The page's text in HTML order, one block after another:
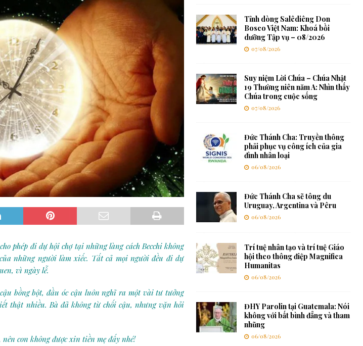
GIÁO HỘI
TIN SDB
“Suy Nghĩ Theo Thánh ý Của Thiên
phép đi dự hội chợ tại những làng cách Becchi không
những người làm xiếc. Tất cả mọi người đều đi dự
vì ngày lễ.
bồng bột, đầu óc cậu luôn nghĩ ra một vài tư tưởng
thật nhiều. Bà đã không từ chối cậu, nhưng vặn hỏi
con không được xin tiền mẹ đấy nhé!
Tỉnh dòng Salêdiêng Don
Bosco Việt Nam: Khoá bồi
dưỡng Tập vụ – 08/2026
07/08/2026
Suy niệm Lời Chúa – Chúa Nhật
19 Thường niên năm A: Nhìn thấy
Chúa trong cuộc sống
07/08/2026
Đức Thánh Cha: Truyền thông
phải phục vụ công ích của gia
đình nhân loại
06/08/2026
Đức Thánh Cha sẽ tông du
Uruguay, Argentina và Pêru
06/08/2026
Trí tuệ nhân tạo và trí tuệ Giáo
hội theo thông điệp Magnifica
Humanitas
06/08/2026
ĐHY Parolin tại Guatemala: Nói
không với bất bình đẳng và tham
nhũng
06/08/2026